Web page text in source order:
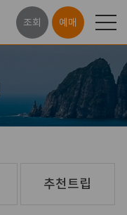
조회 예매
추천트립